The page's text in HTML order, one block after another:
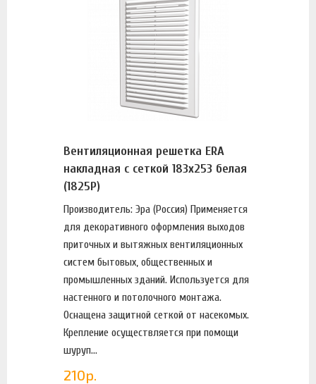
Вентиляционная решетка ERA
накладная с сеткой 183х253 белая
(1825Р)
Производитель: Эра (Россия) Применяется
для декоративного оформления выходов
приточных и вытяжных вентиляционных
систем бытовых, общественных и
промышленных зданий. Используется для
настенного и потолочного монтажа.
Оснащена защитной сеткой от насекомых.
Крепление осуществляется при помощи
шуруп...
210р.